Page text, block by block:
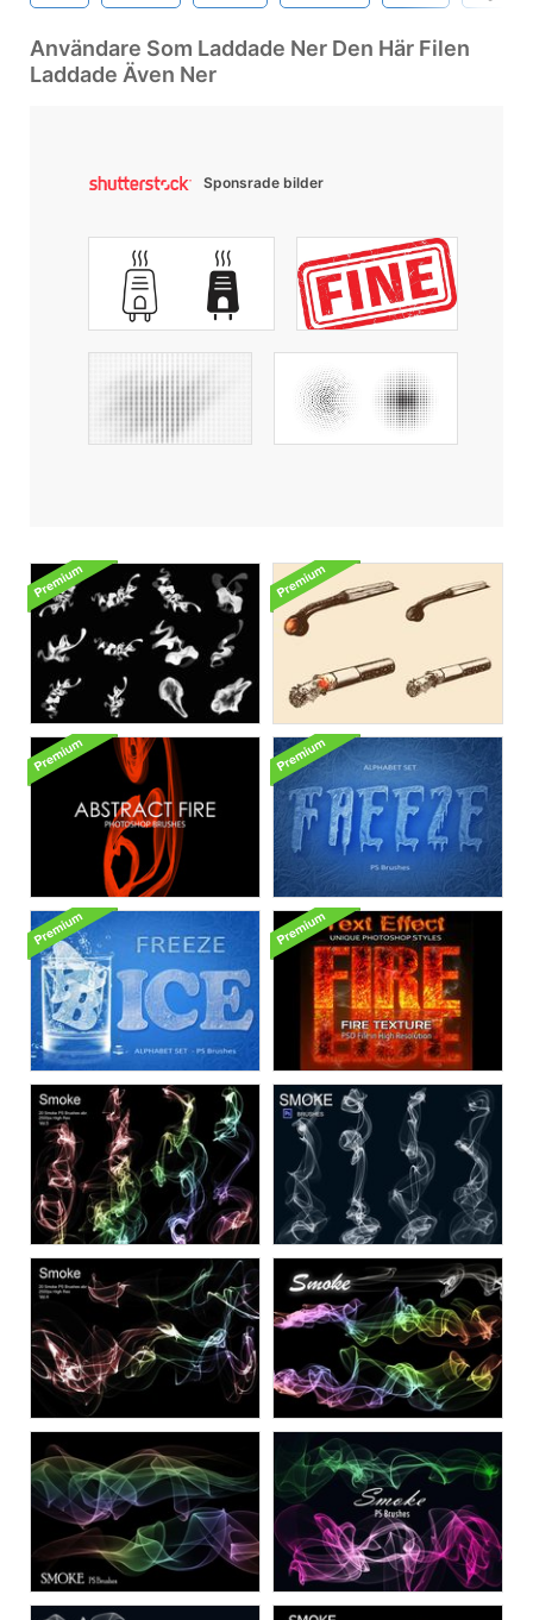
Användare Som Laddade Ner Den Här Filen
Laddade Även Ner
Sponsrade bilder